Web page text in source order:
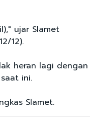
ujar Slamet
12).
heran lagi dengan
ini.
Slamet.